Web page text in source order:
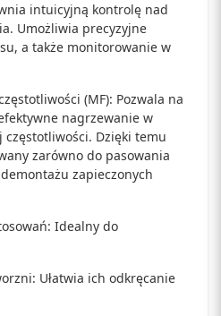
intuicyjną kontrolę nad
Umożliwia precyzyjne
a także monitorowanie w
(MF): Pozwala na
nagrzewanie w
Dzięki temu
zarówno do pasowania
zapieczonych
Idealny do
Ułatwia ich odkręcanie